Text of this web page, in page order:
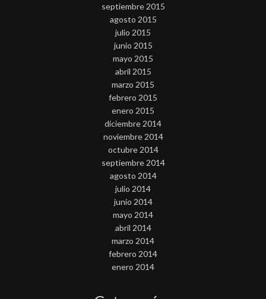
septiembre 2015
agosto 2015
julio 2015
junio 2015
mayo 2015
abril 2015
marzo 2015
febrero 2015
enero 2015
diciembre 2014
noviembre 2014
octubre 2014
septiembre 2014
agosto 2014
julio 2014
junio 2014
mayo 2014
abril 2014
marzo 2014
febrero 2014
enero 2014